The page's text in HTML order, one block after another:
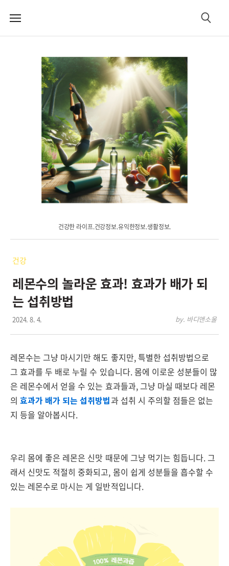
메
검
건강한 라이프.건강정보.유익한정보.생활정보.
건강
레몬수의 놀라운 효과! 효과가 배가 되
는 섭취방법
2024. 8. 4. by. 바디앤소울
레몬수는 그냥 마시기만 해도 좋지만, 특별한 섭취방법으로
그 효과를 두 배로 누릴 수 있습니다. 몸에 이로운 성분들이 많
은 레몬수에서 얻을 수 있는 효과들과, 그냥 마실 때보다 레몬
의효과가 배가 되는 섭취방법과 섭취 시 주의할 점들은 없는
지 등을 알아봅시다.
우리 몸에 좋은 레몬은 신맛 때문에 그냥 먹기는 힘듭니다. 그
래서 신맛도 적절히 중화되고, 몸이 쉽게 성분들을 흡수할 수
있는 레몬수로 마시는 게 일반적입니다.